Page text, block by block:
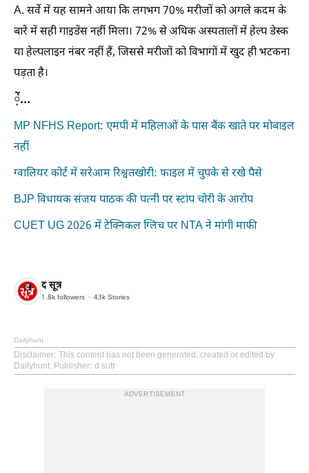
A. सर्वे में यह सामने आया कि लगभग 70% मरीजों को अगले कदम के
बारे में सही गाइडेंस नहीं मिला। 72% से अधिक अस्पतालों में हेल्प डेस्क
या हेल्पलाइन नंबर नहीं हैं, जिससे मरीजों को विभागों में खुद ही भटकना
पड़ता है।
़ें...
MP NFHS Report: एमपी में महिलाओं के पास बैंक खाते पर मोबाइल
नहीं
ग्वालियर कोर्ट में सरेआम रिश्वतखोरी: फाइल में चुपके से रखे पैसे
BJP विधायक संजय पाठक की पत्नी पर स्टांप चोरी के आरोप
CUET UG 2026 में टेक्निकल ग्लिच पर NTA ने मांगी माफी
द सूत्र
1.8k followers 43k Stories
Dailyhunt
Disclaimer: This content has not been generated, created or edited by
Dailyhunt. Publisher: d sutr
ADVERTISEMENT